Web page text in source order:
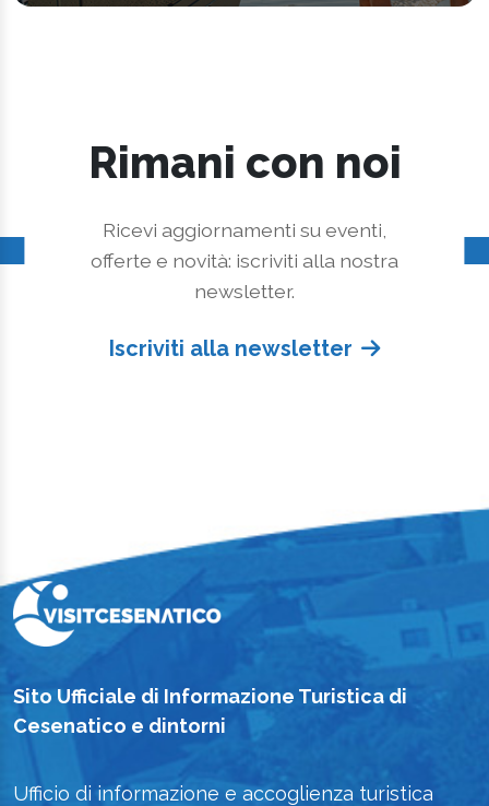
Rimani con noi
Ricevi aggiornamenti su eventi,
offerte e novità: iscriviti alla nostra
newsletter.
Iscriviti alla newsletter
Sito Ufficiale di Informazione Turistica di
Cesenatico e dintorni
Ufficio di informazione e accoglienza turistica